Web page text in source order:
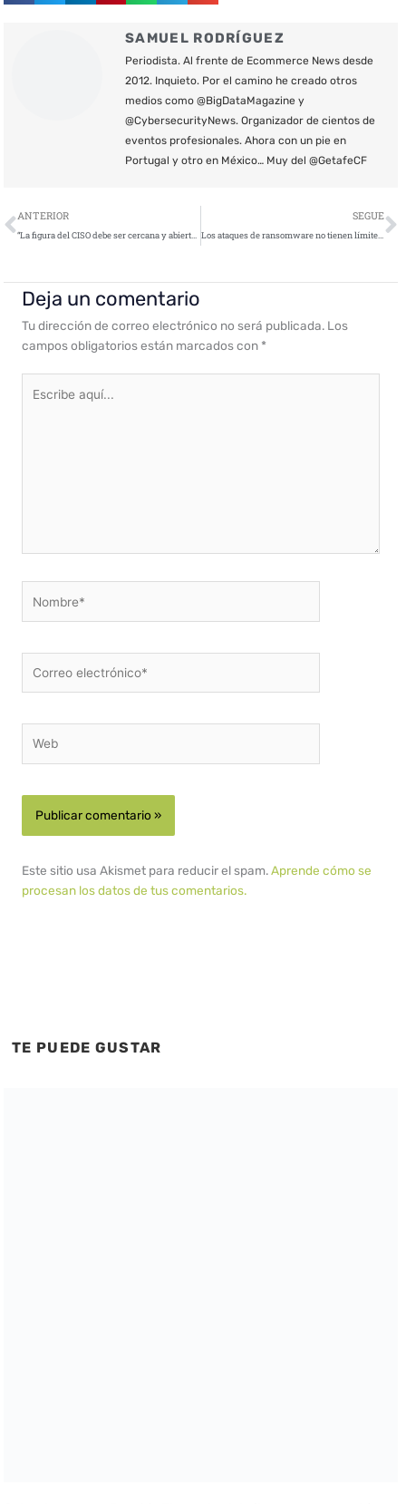
SAMUEL RODRÍGUEZ
Periodista. Al frente de Ecommerce News desde
2012. Inquieto. Por el camino he creado otros
medios como @BigDataMagazine y
@CybersecurityNews. Organizador de cientos de
eventos profesionales. Ahora con un pie en
Portugal y otro en México… Muy del @GetafeCF
Ant
ANTERIOR
“La figura del CISO debe ser cercana y abierta a todas las áreas, debe siempre acompañar al negocio y ser una figura visible para todos los departamentos”
SEGUE
Los ataques de ransomware no tienen límite y ponen en jaque a la ciberseguridad
Deja un comentario
Tu dirección de correo electrónico no será publicada. Los
campos obligatorios están marcados con *
aquí...
electrónico*
Este sitio usa Akismet para reducir el spam.Aprende cómo se
procesan los datos de tus comentarios.
TE PUEDE GUSTAR